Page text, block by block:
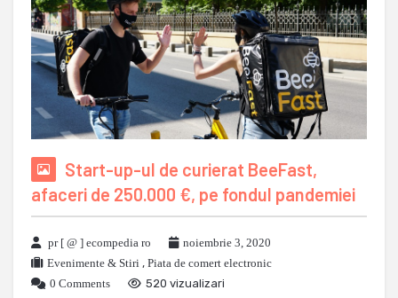
Start-up-ul de curierat BeeFast,
afaceri de 250.000 €, pe fondul pandemiei
pr [ @ ] ecompedia ro
noiembrie 3, 2020
Evenimente & Stiri , Piata de comert electronic
0 Comments
520 vizualizari